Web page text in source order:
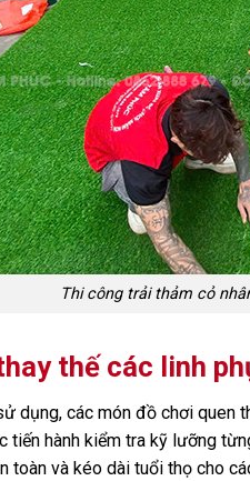
Thi công trải thảm cỏ
thế các linh
dụng, các món đồ chơi quen
tiến hành kiểm tra kỹ lưỡng
toàn và kéo dài tuổi thọ cho